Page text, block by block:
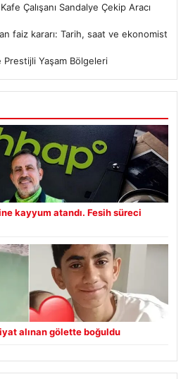
Çalışanı Sandalye Çekip Aracı
faiz kararı: Tarih, saat ve ekonomist
Prestijli Yaşam Bölgeleri
kayyum atandı. Fesih süreci
alınan gölette boğuldu